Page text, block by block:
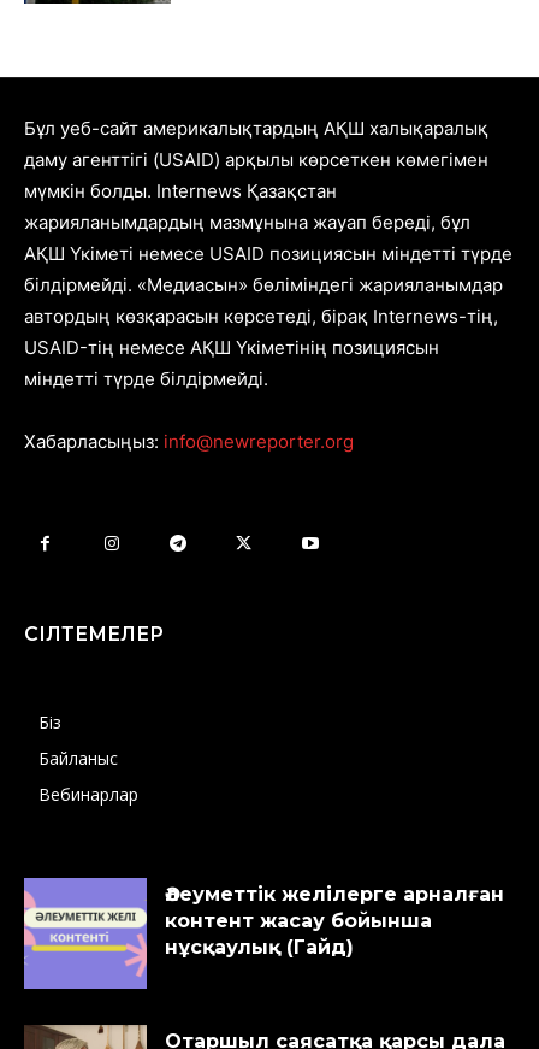
Бұл уеб-сайт америкалықтардың АҚШ халықаралық
даму агенттігі (USAID) арқылы көрсеткен көмегімен
мүмкін болды. Internews Қазақстан
жарияланымдардың мазмұнына жауап береді, бұл
АҚШ Үкіметі немесе USAID позициясын міндетті түрде
білдірмейді. «Медиасын» бөліміндегі жарияланымдар
автордың көзқарасын көрсетеді, бірақ Internews-тің,
USAID-тің немесе АҚШ Үкіметінің позициясын
міндетті түрде білдірмейді.
Хабарласыңыз: info@newreporter.org
СІЛТЕМЕЛЕР
Біз
Байланыс
Вебинарлар
Әлеуметтік желілерге арналған
контент жасау бойынша
нұсқаулық (Гайд)
Отаршыл саясатқа қарсы дала